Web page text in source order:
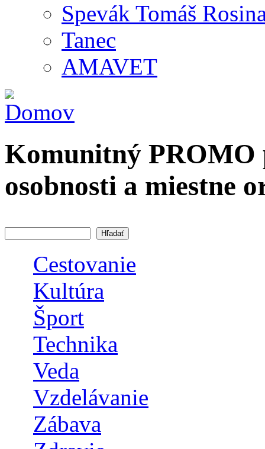
Spevák Tomáš
Tanec
AMAVET
Komunitný
osobnosti a miestne
Cestovanie
Kultúra
Šport
Technika
Veda
Vzdelávanie
Zábava